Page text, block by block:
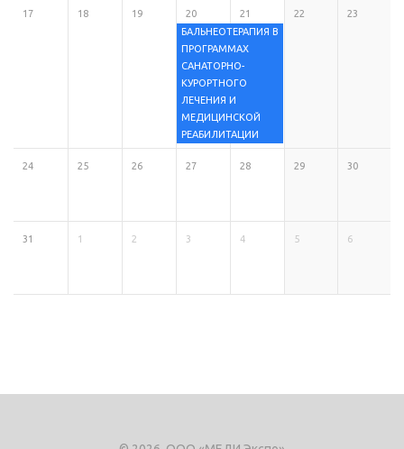
17 18 19
20
БАЛЬНЕОТЕРАПИЯ В
ПРОГРАММАХ
САНАТОРНО-
КУРОРТНОГО
ЛЕЧЕНИЯ И
МЕДИЦИНСКОЙ
РЕАБИЛИТАЦИИ
21 22 23
24 25 26 27 28 29 30
31 1 2 3 4 5 6